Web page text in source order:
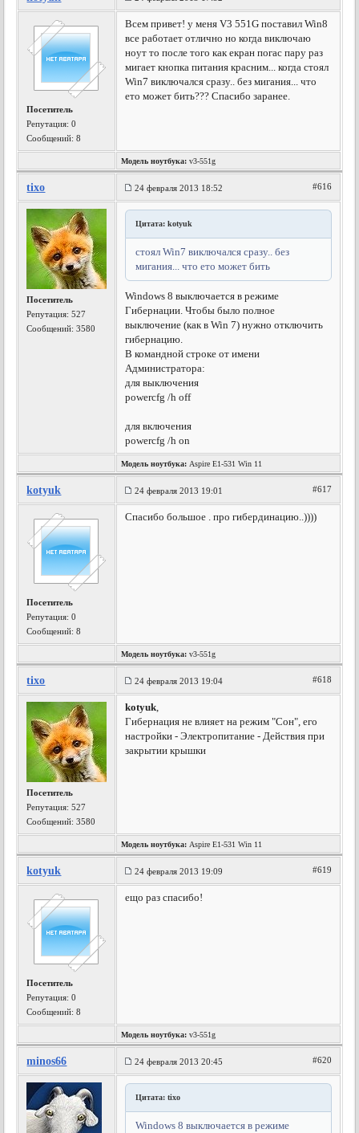
Посетитель
Репутация:0
Сообщений: 8
Всем привет! у меня V3 551G поставил Win8
все работает отлично но когда виключаю
ноут то после того как екран погас пару раз
мигает кнопка питания красним... когда стоял
Win7 виключался сразу.. без мигания... что
ето может бить??? Спасибо заранее.
Модель ноутбука: v3-551g
tixo 24 февраля 2013 18:52 #616
Посетитель
Репутация:527
Сообщений: 3580
Цитата: kotyuk
стоял Win7 виключался сразу.. без
мигания... что ето может бить
Windows 8 выключается в режиме
Гибернации. Чтобы было полное
выключение (как в Win 7) нужно отключить
гибернацию.
В командной строке от имени
Администратора:
для выключения
powercfg /h off
для включения
powercfg /h on
Модель ноутбука: Aspire E1-531 Win 11
kotyuk 24 февраля 2013 19:01 #617
Посетитель
Репутация:0
Сообщений: 8
Спасибо большое . про гибердинацию..))))
Модель ноутбука: v3-551g
tixo 24 февраля 2013 19:04 #618
Посетитель
Репутация:527
Сообщений: 3580
kotyuk,
Гибернация не влияет на режим "Сон", его
настройки - Электропитание - Действия при
закрытии крышки
Модель ноутбука: Aspire E1-531 Win 11
kotyuk 24 февраля 2013 19:09 #619
Посетитель
Репутация:0
Сообщений: 8
ещо раз спасибо!
Модель ноутбука: v3-551g
minos66 24 февраля 2013 20:45 #620
Цитата: tixo
Windows 8 выключается в режиме